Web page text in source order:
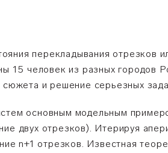
перекладывания отрезков
15 человек из разных городов
и решение серьезных
основным модельным
двух отрезков). Итерируя
n+1 отрезков. Известная